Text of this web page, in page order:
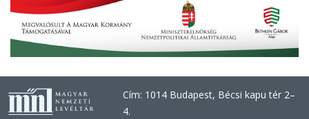
Cím: 1014 Budapest, Bécsi kapu tér 2–
4.